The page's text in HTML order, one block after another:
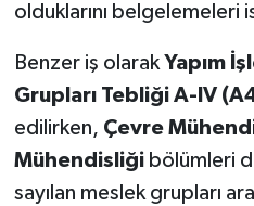
olduklarını belgelemeleri
Benzer iş olarak Yapım
Grupları Tebliği A-IV
edilirken, Çevre
Mühendisliğibölümleri
sayılan meslek grupları